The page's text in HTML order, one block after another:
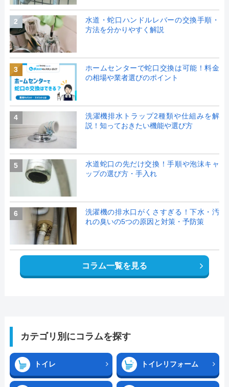
2
水道・蛇口ハンドルレバーの交換手順・
方法を分かりやすく解説
3
ホームセンターで蛇口交換は可能！料金
の相場や業者選びのポイント
4
洗濯機排水トラップ2種類や仕組みを解
説！知っておきたい機能や選び方
5
水道蛇口の先だけ交換！手順や泡沫キャ
ップの選び方・手入れ
6
洗濯機の排水口がくさすぎる！下水・汚
れの臭いの5つの原因と対策・予防策
コラム一覧を見る
カテゴリ別にコラムを探す
トイレ トイレリフォーム